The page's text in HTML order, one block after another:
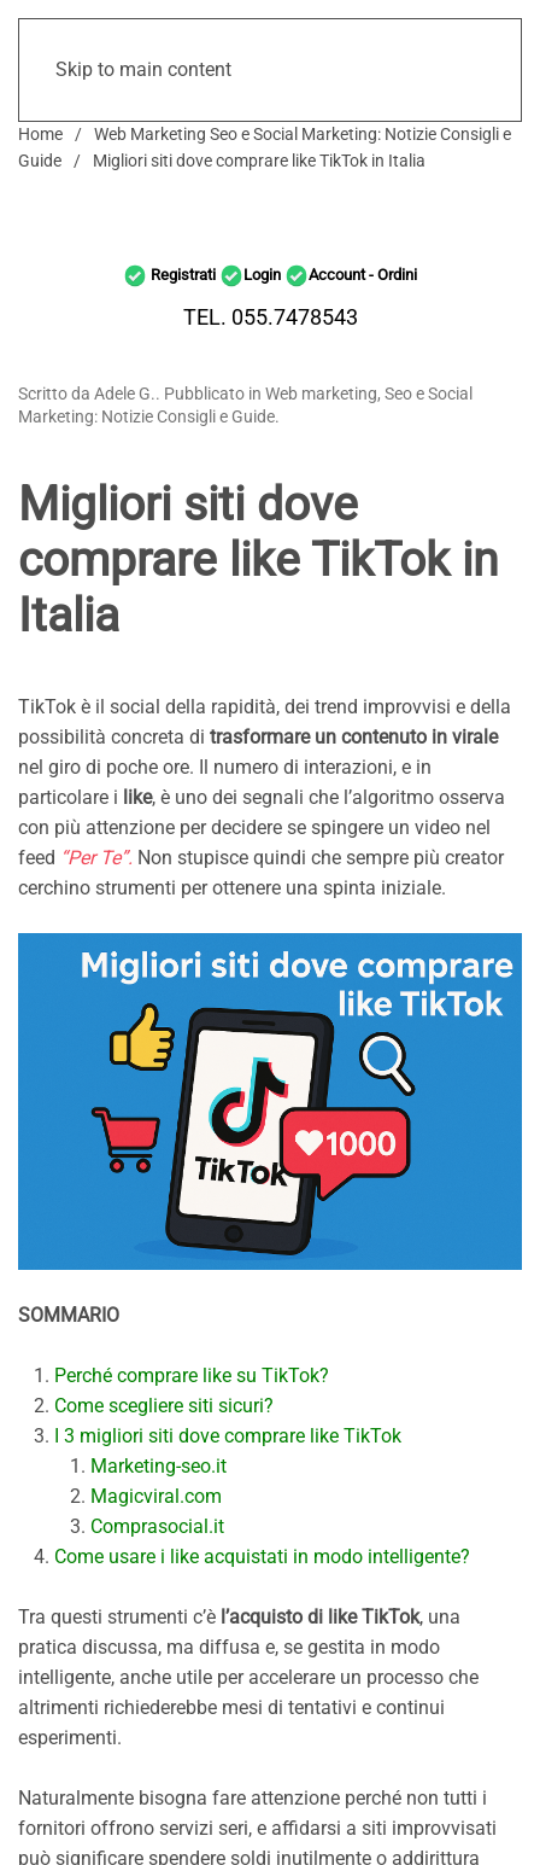
Skip to main content
Home
Web Marketing Seo e Social Marketing: Notizie Consigli e
Guide
Migliori siti dove comprare like TikTok in Italia
Registrati Login Account - Ordini
TEL. 055.7478543
Scritto da Adele G.. Pubblicato in Web marketing, Seo e Social
Marketing: Notizie Consigli e Guide.
Migliori siti dove
comprare like TikTok in
Italia
TikTok è il social della rapidità, dei trend improvvisi e della
possibilità concreta di trasformare un contenuto in virale
nel giro di poche ore. Il numero di interazioni, e in
particolare i like, è uno dei segnali che l’algoritmo osserva
con più attenzione per decidere se spingere un video nel
feed “Per Te”. Non stupisce quindi che sempre più creator
cerchino strumenti per ottenere una spinta iniziale.
SOMMARIO
Perché comprare like su TikTok?
Come scegliere siti sicuri?
I 3 migliori siti dove comprare like TikTok
Marketing-seo.it
Magicviral.com
Comprasocial.it
Come usare i like acquistati in modo intelligente?
Tra questi strumenti c’è l’acquisto di like TikTok, una
pratica discussa, ma diffusa e, se gestita in modo
intelligente, anche utile per accelerare un processo che
altrimenti richiederebbe mesi di tentativi e continui
esperimenti.
Naturalmente bisogna fare attenzione perché non tutti i
fornitori offrono servizi seri, e affidarsi a siti improvvisati
può significare spendere soldi inutilmente o addirittura